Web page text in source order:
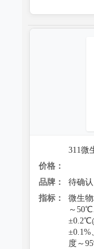
311微
价格：
品牌：
待确认
指标：
微生
～
±0.1%
度～